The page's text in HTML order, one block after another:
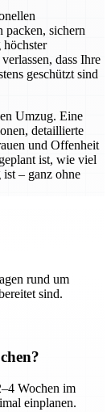
packen, sichern
dass Ihre
geschützt sind
Umzug. Eine
detaillierte
und Offenheit
ist, wie viel
– ganz ohne
rund um
sind.
Wochen im
einplanen.